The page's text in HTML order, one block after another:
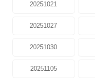
20251021
20251027
20251030
20251105